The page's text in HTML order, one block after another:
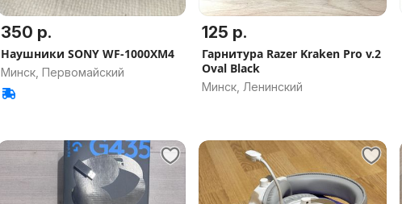
350 р.
Наушники SONY WF-1000XM4
Минск, Первомайский
125 р.
Гарнитура Razer Kraken Pro v.2
Oval Black
Минск, Ленинский